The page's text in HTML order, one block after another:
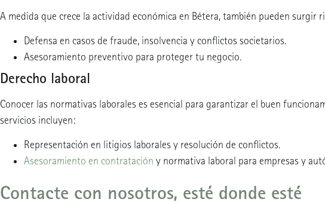
A medida que crece la actividad económica en Bétera, también pueden surgir
Defensa en casos de fraude, insolvencia y conflictos societarios.
Asesoramiento preventivo para proteger tu negocio.
Derecho laboral
Conocer las normativas laborales es esencial para garantizar el buen
servicios incluyen:
Representación en litigios laborales y resolución de conflictos.
Asesoramiento en contratación y normativa laboral para empresas y
Contacte con nosotros, esté donde esté